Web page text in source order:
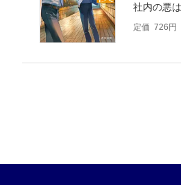
社内の悪
定価 726 円